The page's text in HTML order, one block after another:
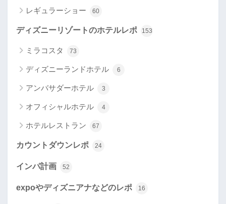
レギュラーショー 60
ディズニーリゾートのホテルレポ 153
ミラコスタ 73
ディズニーランドホテル 6
アンバサダーホテル 3
オフィシャルホテル 4
ホテルレストラン 67
カウントダウンレポ 24
インパ計画 52
expoやディズニアナなどのレポ 16